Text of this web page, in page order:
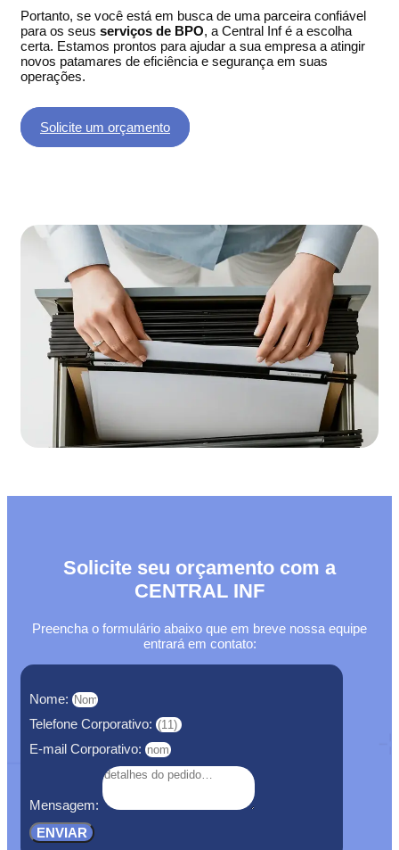
Portanto, se você está em busca de uma parceira confiável
para os seus serviços de BPO, a Central Inf é a escolha
certa. Estamos prontos para ajudar a sua empresa a atingir
novos patamares de eficiência e segurança em suas
operações.
Solicite um orçamento
Solicite seu orçamento com a
CENTRAL INF
Preencha o formulário abaixo que em breve nossa equipe
entrará em contato:
Nome:
Telefone Corporativo:
E-mail Corporativo:
Mensagem:
ENVIAR